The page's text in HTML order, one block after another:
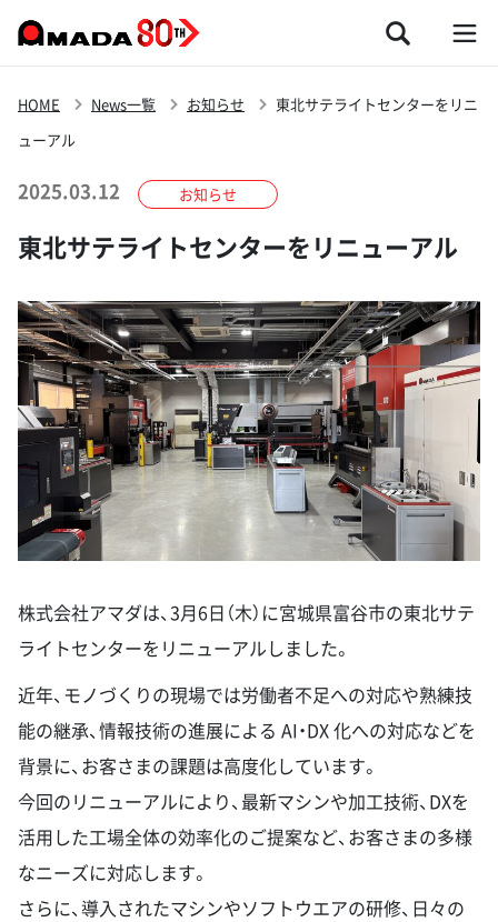
HOME News一覧 お知らせ
東北サテライトセンターをリニ
ューアル
2025.03.12 お知らせ
東北サテライトセンターをリニューアル
株式会社アマダは、3月6日（木）に宮城県富谷市の東北サテ
ライトセンターをリニューアルしました。
近年、モノづくりの現場では労働者不足への対応や熟練技
能の継承、情報技術の進展による AI・DX 化への対応などを
背景に、お客さまの課題は高度化しています。
今回のリニューアルにより、最新マシンや加工技術、DXを
活用した工場全体の効率化のご提案など、お客さまの多様
なニーズに対応します。
さらに、導入されたマシンやソフトウエアの研修、日々の